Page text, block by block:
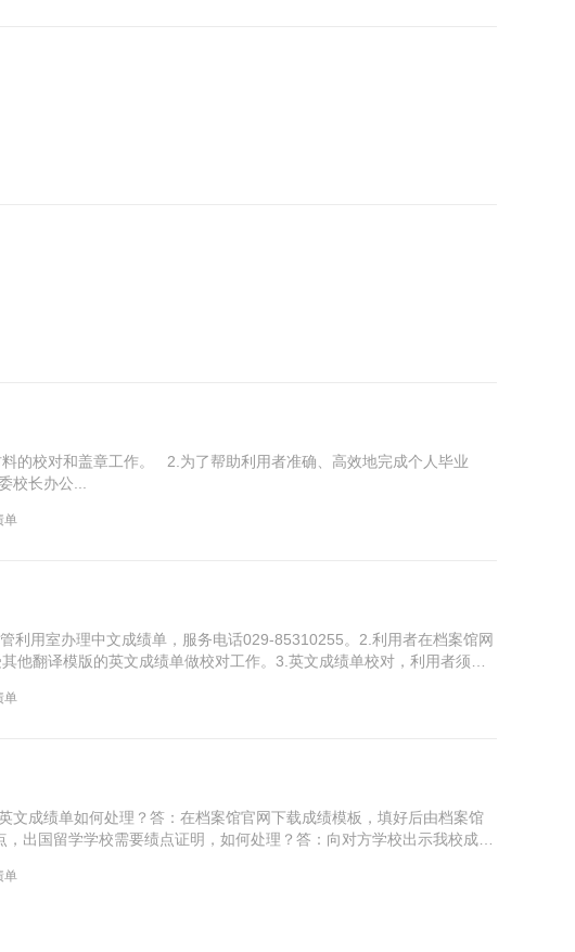
的校对和盖章工作。 2.为了帮助利用者准确、高效地完成个人毕业
校长办公...
单
利用室办理中文成绩单，服务电话029-85310255。2.利用者在档案馆网
翻译模版的英文成绩单做校对工作。3.英文成绩单校对，利用者须持
单
成绩单如何处理？答：在档案馆官网下载成绩模板，填好后由档案馆
出国留学学校需要绩点证明，如何处理？答：向对方学校出示我校成绩
单